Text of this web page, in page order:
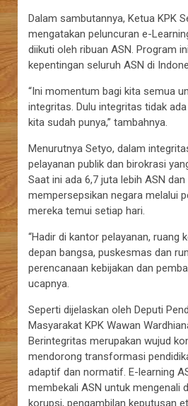
Dalam sambutannya, Ketua KPK
mengatakan peluncuran e-
diikuti oleh ribuan ASN. Program
kepentingan seluruh ASN di
“Ini momentum bagi kita semua
integritas. Dulu integritas tidak
kita sudah punya,” tambahnya.
Menurutnya Setyo, dalam
pelayanan publik dan birokrasi
Saat ini ada 6,7 juta lebih ASN
mempersepsikan negara melalui
mereka temui setiap hari.
“Hadir di kantor pelayanan, ruang
depan bangsa, puskesmas dan
perencanaan kebijakan dan
ucapnya.
Seperti dijelaskan oleh Deputi
Masyarakat KPK Wawan
Berintegritas merupakan wujud
mendorong transformasi
adaptif dan normatif. E-learning
membekali ASN untuk mengenali
korupsi, pengambilan keputusan